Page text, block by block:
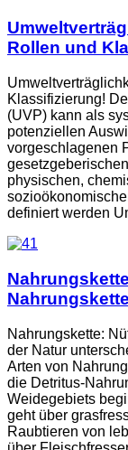
Rollen und
Klassifizierung!
(UVP) kann als
potenziellen
vorgeschlagenen
physischen,
definiert werden
Nahrungskette:
der Natur
Arten von
die Detritus-
Weidegebiets
geht über
Raubtieren von